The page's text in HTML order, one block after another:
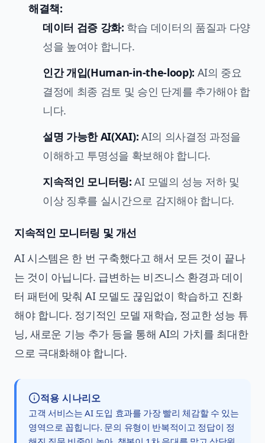
해결책:
데이터 검증 강화: 학습 데이터의 품질과 다양
성을 높여야 합니다.
인간 개입(Human-in-the-loop): AI의 중요
결정에 최종 검토 및 승인 단계를 추가해야 합
니다.
설명 가능한 AI(XAI): AI의 의사결정 과정을
이해하고 투명성을 확보해야 합니다.
지속적인 모니터링: AI 모델의 성능 저하 및
이상 징후를 실시간으로 감지해야 합니다.
지속적인 모니터링 및 개선
AI 시스템은 한 번 구축했다고 해서 모든 것이 끝나
는 것이 아닙니다. 급변하는 비즈니스 환경과 데이
터 패턴에 맞춰 AI 모델도 끊임없이 학습하고 진화
해야 합니다. 정기적인 모델 재학습, 정교한 성능 튜
닝, 새로운 기능 추가 등을 통해 AI의 가치를 최대한
으로 극대화해야 합니다.
적용 시나리오
고객 서비스는 AI 도입 효과를 가장 빨리 체감할 수 있는
영역으로 꼽힙니다. 문의 유형이 반복적이고 정답이 정